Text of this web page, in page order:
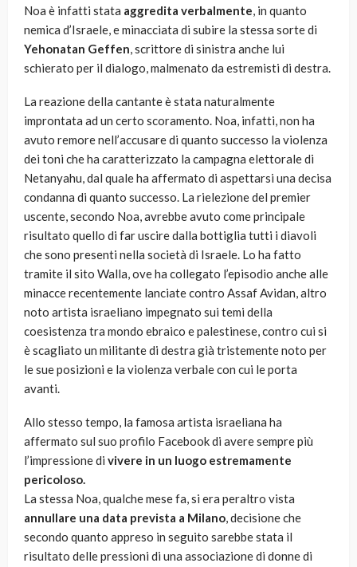
Noa è infatti stata aggredita verbalmente, in quanto
nemica d’Israele, e minacciata di subire la stessa sorte di
Yehonatan Geffen, scrittore di sinistra anche lui
schierato per il dialogo, malmenato da estremisti di destra.
La reazione della cantante è stata naturalmente
improntata ad un certo scoramento. Noa, infatti, non ha
avuto remore nell’accusare di quanto successo la violenza
dei toni che ha caratterizzato la campagna elettorale di
Netanyahu, dal quale ha affermato di aspettarsi una decisa
condanna di quanto successo. La rielezione del premier
uscente, secondo Noa, avrebbe avuto come principale
risultato quello di far uscire dalla bottiglia tutti i diavoli
che sono presenti nella società di Israele. Lo ha fatto
tramite il sito Walla, ove ha collegato l’episodio anche alle
minacce recentemente lanciate contro Assaf Avidan, altro
noto artista israeliano impegnato sui temi della
coesistenza tra mondo ebraico e palestinese, contro cui si
è scagliato un militante di destra già tristemente noto per
le sue posizioni e la violenza verbale con cui le porta
avanti.
Allo stesso tempo, la famosa artista israeliana ha
affermato sul suo profilo Facebook di avere sempre più
l’impressione di vivere in un luogo estremamente
pericoloso.
La stessa Noa, qualche mese fa, si era peraltro vista
annullare una data prevista a Milano, decisione che
secondo quanto appreso in seguito sarebbe stata il
risultato delle pressioni di una associazione di donne di